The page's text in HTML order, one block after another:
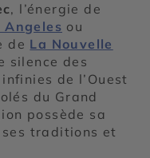
, l’énergie de
Angeles ou
de La Nouvelle
silence des
de l’Ouest
du Grand
possède sa
traditions et